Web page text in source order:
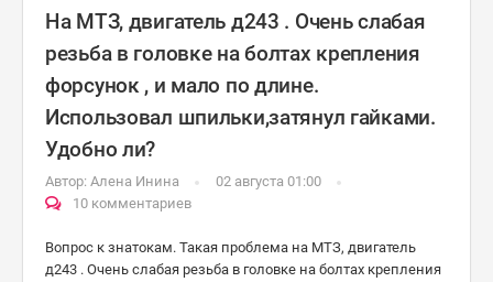
На МТЗ, двигатель д243 . Очень слабая
резьба в головке на болтах крепления
форсунок , и мало по длине.
Использовал шпильки,затянул гайками.
Удобно ли?
Автор: Алена Инина
02 августа 01:00
10 комментариев
Вопрос к знатокам. Такая проблема на МТЗ, двигатель
д243 . Очень слабая резьба в головке на болтах крепления